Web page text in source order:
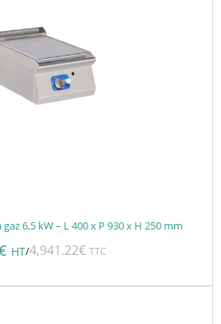
6,5 kW – L 400 x P 930 x H 250 mm
HT/4,941.22€ TTC